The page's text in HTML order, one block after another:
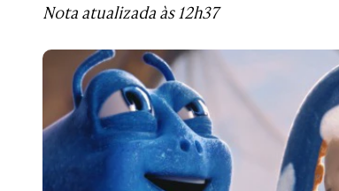
Nota atualizada às 12h37